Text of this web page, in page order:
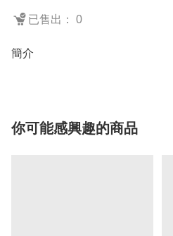
已售出： 0
簡介
你可能感興趣的商品